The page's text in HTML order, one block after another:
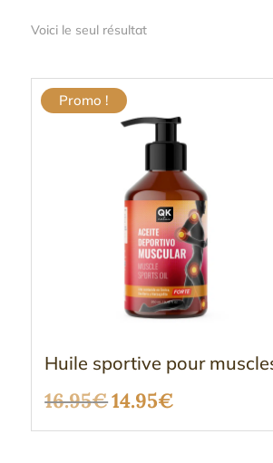
Voici le seul résultat
Promo !
Huile sportive pour
16.95€Le
prix
14.95€
prix